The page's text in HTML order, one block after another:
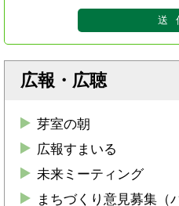
広報・広聴
芽室の朝
広報すまいる
未来ミーティング
まちづくり意見募集（